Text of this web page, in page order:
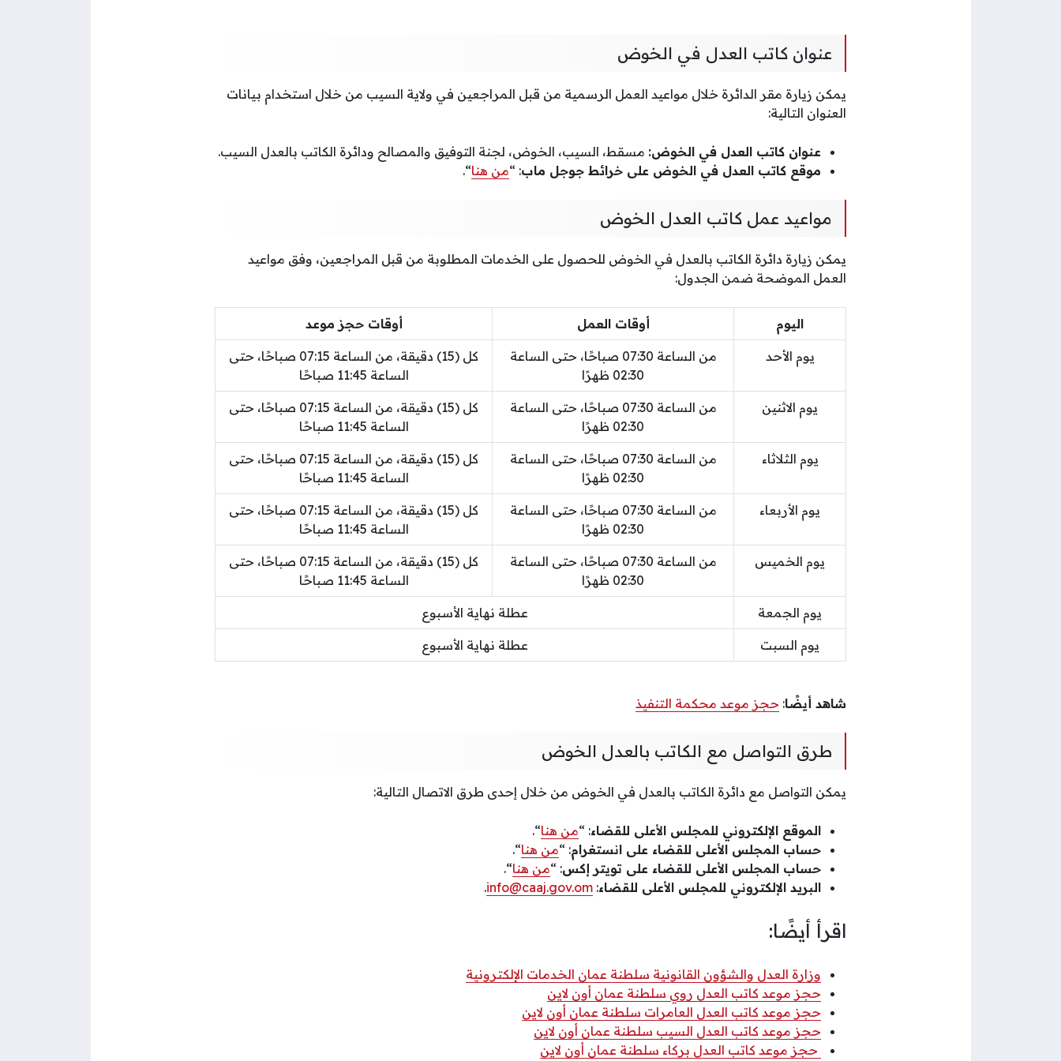
عنوان كاتب العدل في الخوض
يمكن زيارة مقر الدائرة خلال مواعيد العمل الرسمية من قبل المراجعين في ولاية السيب من خلال استخدام بيانات
العنوان التالية:
عنوان كاتب العدل في الخوض: مسقط، السيب، الخوض، لجنة التوفيق والمصالح ودائرة الكاتب بالعدل السيب.
موقع كاتب العدل في الخوض على خرائط جوجل ماب: “من هنا“.
مواعيد عمل كاتب العدل الخوض
يمكن زيارة دائرة الكاتب بالعدل في الخوض للحصول على الخدمات المطلوبة من قبل المراجعين، وفق مواعيد
العمل الموضحة ضمن الجدول:
اليوم أوقات العمل أوقات حجز موعد
يوم الأحد
من الساعة 07:30 صباحًا، حتى الساعة
02:30 ظهرًا
كل (15) دقيقة، من الساعة 07:15 صباحًا، حتى
الساعة 11:45 صباحًا
يوم الاثنين
من الساعة 07:30 صباحًا، حتى الساعة
02:30 ظهرًا
كل (15) دقيقة، من الساعة 07:15 صباحًا، حتى
الساعة 11:45 صباحًا
يوم الثلاثاء
من الساعة 07:30 صباحًا، حتى الساعة
02:30 ظهرًا
كل (15) دقيقة، من الساعة 07:15 صباحًا، حتى
الساعة 11:45 صباحًا
يوم الأربعاء
من الساعة 07:30 صباحًا، حتى الساعة
02:30 ظهرًا
كل (15) دقيقة، من الساعة 07:15 صباحًا، حتى
الساعة 11:45 صباحًا
يوم الخميس
من الساعة 07:30 صباحًا، حتى الساعة
02:30 ظهرًا
كل (15) دقيقة، من الساعة 07:15 صباحًا، حتى
الساعة 11:45 صباحًا
يوم الجمعة عطلة نهاية الأسبوع
يوم السبت عطلة نهاية الأسبوع
شاهد أيضًا: حجز موعد محكمة التنفيذ
طرق التواصل مع الكاتب بالعدل الخوض
يمكن التواصل مع دائرة الكاتب بالعدل في الخوض من خلال إحدى طرق الاتصال التالية:
الموقع الإلكتروني للمجلس الأعلى للقضاء: “من هنا“.
حساب المجلس الأعلى للقضاء على انستغرام: “من هنا“.
حساب المجلس الأعلى للقضاء على تويتر إكس: “من هنا“.
البريد الإلكتروني للمجلس الأعلى للقضاء:
info@caaj.gov.om
.
اقرأ أيضًا:
وزارة العدل والشؤون القانونية سلطنة عمان الخدمات الإلكترونية
حجز موعد كاتب العدل روي سلطنة عمان أون لاين
حجز موعد كاتب العدل العامرات سلطنة عمان أون لاين
حجز موعد كاتب العدل السيب سلطنة عمان أون لاين
حجز موعد كاتب العدل بركاء سلطنة عمان أون لاين